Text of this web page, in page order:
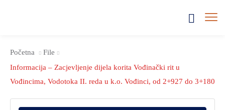
Početna
File
Informacija – Zacjevljenje dijela korita Vođinački rit u
Vođincima, Vodotoka II. reda u k.o. Vođinci, od 2+927 do 3+180